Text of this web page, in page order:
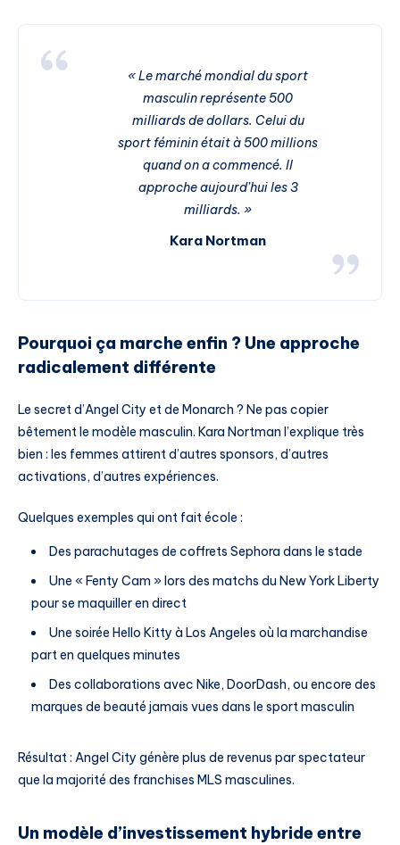
« Le marché mondial du sport
masculin représente 500
milliards de dollars. Celui du
sport féminin était à 500 millions
quand on a commencé. Il
approche aujourd’hui les 3
milliards. »
Kara Nortman
Pourquoi ça marche enfin ? Une approche
radicalement différente
Le secret d’Angel City et de Monarch ? Ne pas copier
bêtement le modèle masculin. Kara Nortman l’explique très
bien : les femmes attirent d’autres sponsors, d’autres
activations, d’autres expériences.
Quelques exemples qui ont fait école :
Des parachutages de coffrets Sephora dans le stade
Une « Fenty Cam » lors des matchs du New York Liberty
pour se maquiller en direct
Une soirée Hello Kitty à Los Angeles où la marchandise
part en quelques minutes
Des collaborations avec Nike, DoorDash, ou encore des
marques de beauté jamais vues dans le sport masculin
Résultat : Angel City génère plus de revenus par spectateur
que la majorité des franchises MLS masculines.
Un modèle d’investissement hybride entre